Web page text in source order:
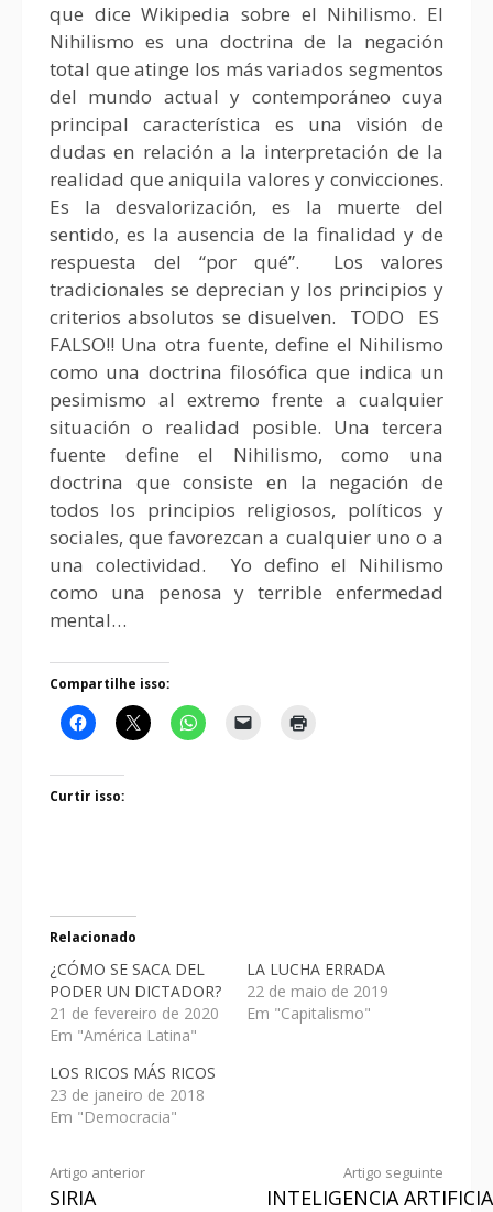
que dice Wikipedia sobre el Nihilismo. El
Nihilismo es una doctrina de la negación
total que atinge los más variados segmentos
del mundo actual y contemporáneo cuya
principal característica es una visión de
dudas en relación a la interpretación de la
realidad que aniquila valores y convicciones.
Es la desvalorización, es la muerte del
sentido, es la ausencia de la finalidad y de
respuesta del “por qué”. Los valores
tradicionales se deprecian y los principios y
criterios absolutos se disuelven. TODO ES
FALSO!! Una otra fuente, define el Nihilismo
como una doctrina filosófica que indica un
pesimismo al extremo frente a cualquier
situación o realidad posible. Una tercera
fuente define el Nihilismo, como una
doctrina que consiste en la negación de
todos los principios religiosos, políticos y
sociales, que favorezcan a cualquier uno o a
una colectividad. Yo defino el Nihilismo
como una penosa y terrible enfermedad
mental…
Compartilhe isso:
Curtir isso:
Relacionado
¿CÓMO SE SACA DEL
PODER UN DICTADOR?
21 de fevereiro de 2020
Em "América Latina"
LA LUCHA ERRADA
22 de maio de 2019
Em "Capitalismo"
LOS RICOS MÁS RICOS
23 de janeiro de 2018
Em "Democracia"
Artigo anterior
SIRIA
Artigo seguinte
INTELIGENCIA